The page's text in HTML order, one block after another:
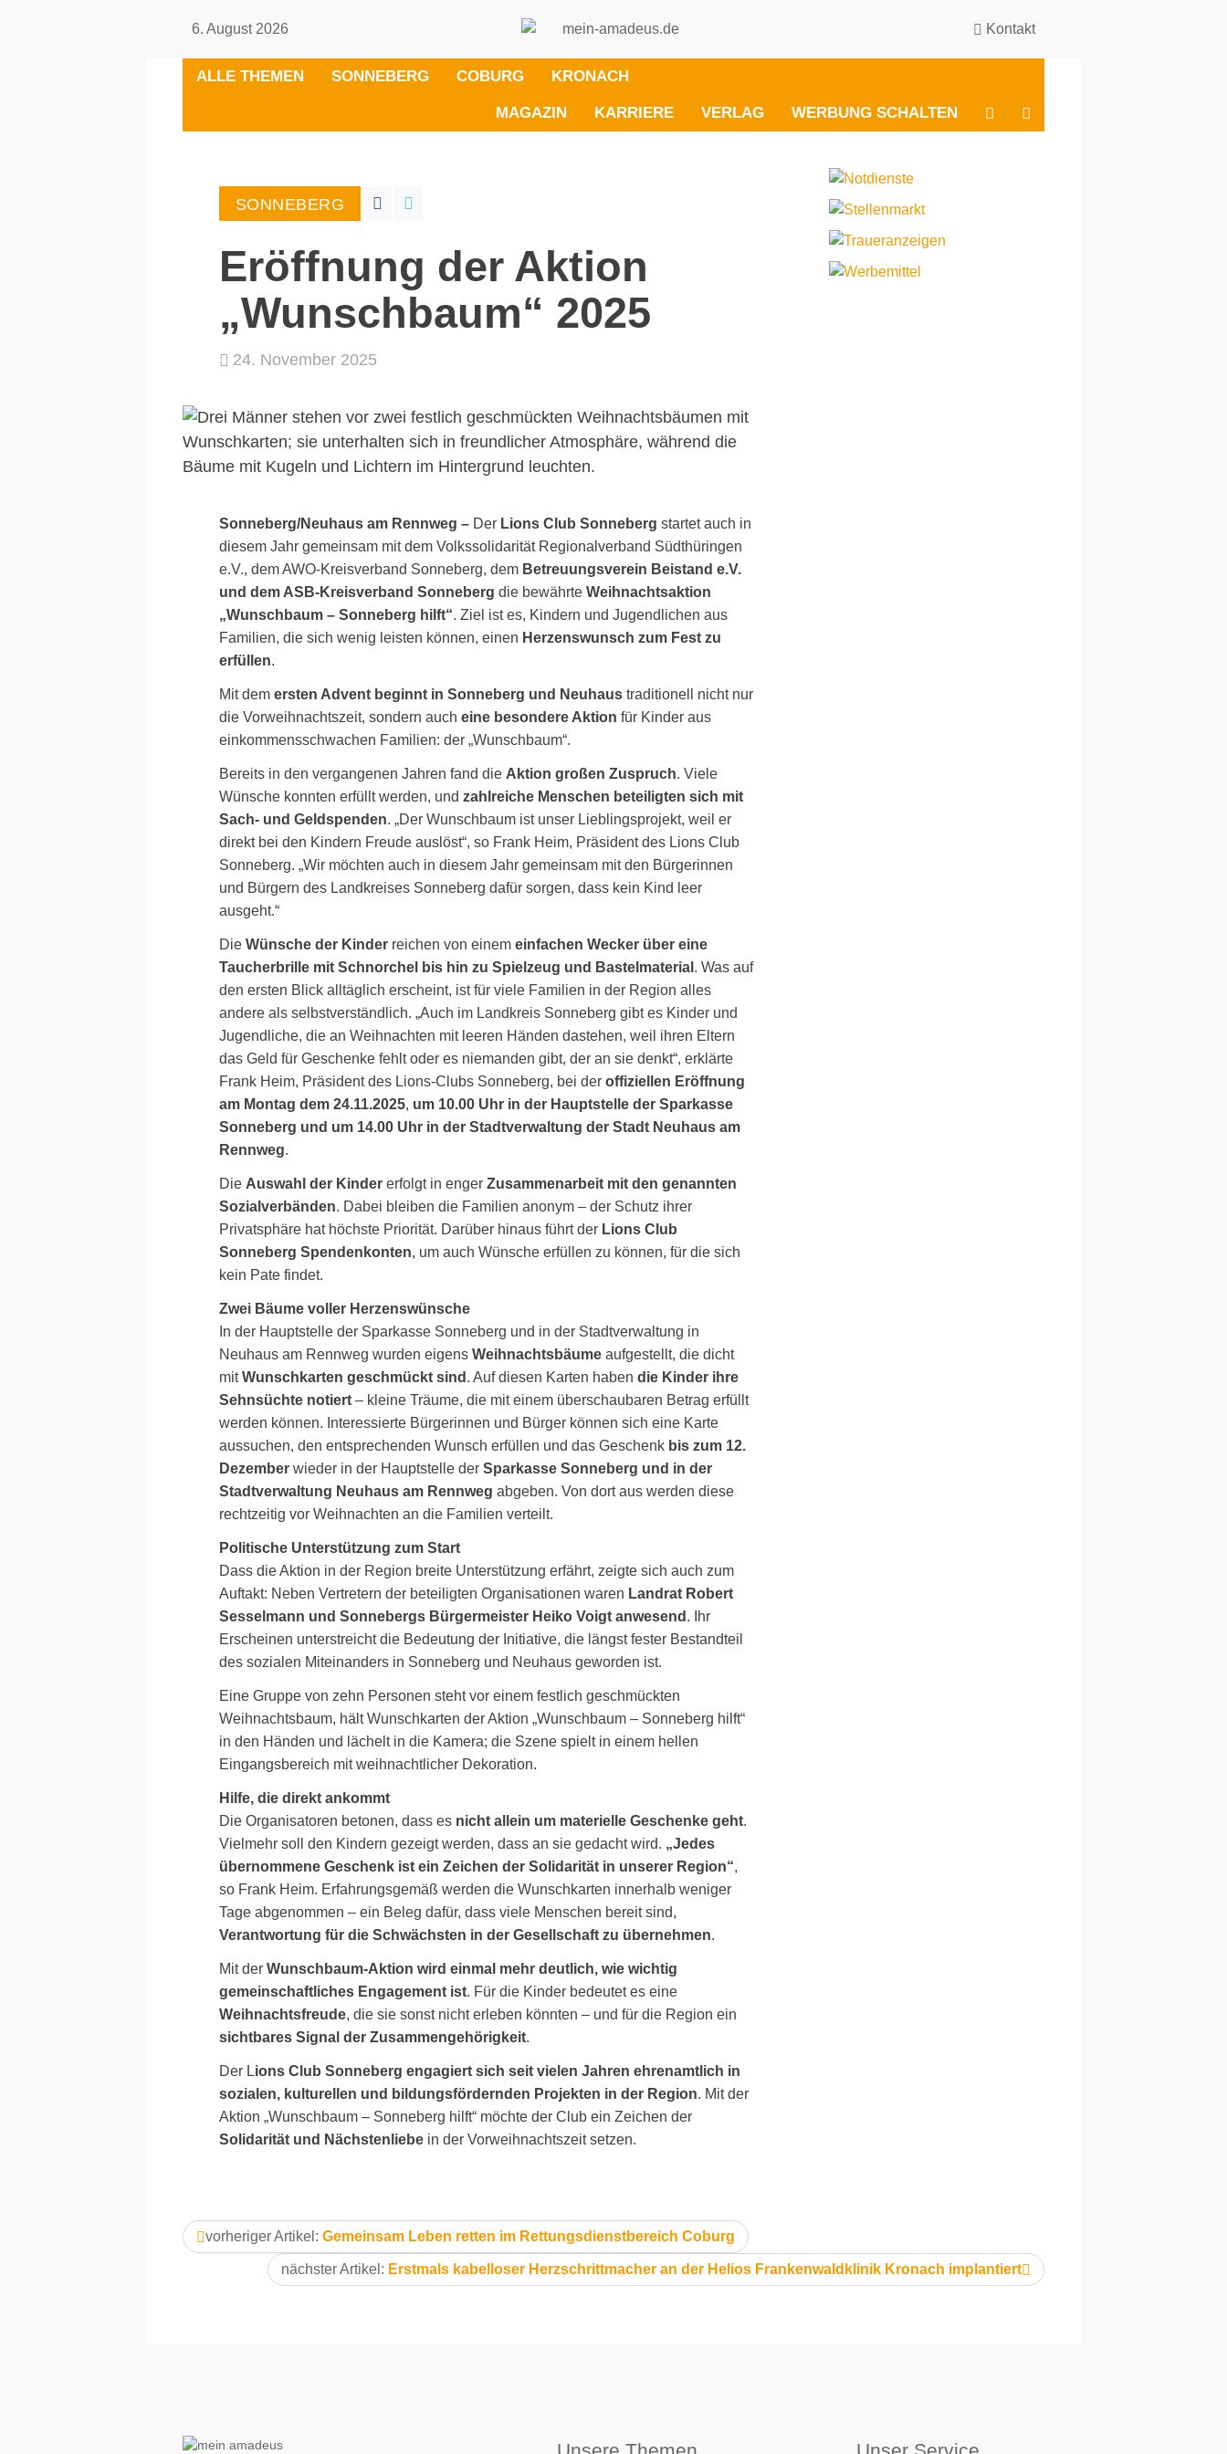
6. August 2026 Kontakt
ALLE THEMEN SONNEBERG COBURG KRONACH
MAGAZIN KARRIERE VERLAG WERBUNG SCHALTEN
BESUCHEN
SIE
SIE
SONNEBERG
Eröffnung der Aktion
„Wunschbaum“ 2025
24. November 2025
Sonneberg/Neuhaus am Rennweg – Der Lions Club Sonneberg startet auch in
diesem Jahr gemeinsam mit dem Volkssolidarität Regionalverband Südthüringen
e.V., dem AWO-Kreisverband Sonneberg, dem Betreuungsverein Beistand e.V.
und dem ASB-Kreisverband Sonneberg die bewährte Weihnachtsaktion
„Wunschbaum – Sonneberg hilft“. Ziel ist es, Kindern und Jugendlichen aus
Familien, die sich wenig leisten können, einen Herzenswunsch zum Fest zu
erfüllen.
Mit dem ersten Advent beginnt in Sonneberg und Neuhaus traditionell nicht nur
die Vorweihnachtszeit, sondern auch eine besondere Aktion für Kinder aus
einkommensschwachen Familien: der „Wunschbaum“.
Bereits in den vergangenen Jahren fand die Aktion großen Zuspruch. Viele
Wünsche konnten erfüllt werden, und zahlreiche Menschen beteiligten sich mit
Sach- und Geldspenden. „Der Wunschbaum ist unser Lieblingsprojekt, weil er
direkt bei den Kindern Freude auslöst“, so Frank Heim, Präsident des Lions Club
Sonneberg. „Wir möchten auch in diesem Jahr gemeinsam mit den Bürgerinnen
und Bürgern des Landkreises Sonneberg dafür sorgen, dass kein Kind leer
ausgeht.“
Die Wünsche der Kinder reichen von einem einfachen Wecker über eine
Taucherbrille mit Schnorchel bis hin zu Spielzeug und Bastelmaterial . Was auf
den ersten Blick alltäglich erscheint, ist für viele Familien in der Region alles
andere als selbstverständlich. „Auch im Landkreis Sonneberg gibt es Kinder und
Jugendliche, die an Weihnachten mit leeren Händen dastehen, weil ihren Eltern
das Geld für Geschenke fehlt oder es niemanden gibt, der an sie denkt“, erklärte
Frank Heim, Präsident des Lions-Clubs Sonneberg, bei der offiziellen Eröffnung
am Montag dem 24.11.2025, um 10.00 Uhr in der Hauptstelle der Sparkasse
Sonneberg und um 14.00 Uhr in der Stadtverwaltung der Stadt Neuhaus am
Rennweg.
Die Auswahl der Kinder erfolgt in enger Zusammenarbeit mit den genannten
Sozialverbänden. Dabei bleiben die Familien anonym – der Schutz ihrer
Privatsphäre hat höchste Priorität. Darüber hinaus führt der Lions Club
Sonneberg Spendenkonten, um auch Wünsche erfüllen zu können, für die sich
kein Pate findet.
Zwei Bäume voller Herzenswünsche
In der Hauptstelle der Sparkasse Sonneberg und in der Stadtverwaltung in
Neuhaus am Rennweg wurden eigens Weihnachtsbäume aufgestellt, die dicht
mitWunschkarten geschmückt sind . Auf diesen Karten haben die Kinder ihre
Sehnsüchte notiert – kleine Träume, die mit einem überschaubaren Betrag erfüllt
werden können. Interessierte Bürgerinnen und Bürger können sich eine Karte
aussuchen, den entsprechenden Wunsch erfüllen und das Geschenk bis zum 12.
Dezember wieder in der Hauptstelle der Sparkasse Sonneberg und in der
Stadtverwaltung Neuhaus am Rennweg abgeben. Von dort aus werden diese
rechtzeitig vor Weihnachten an die Familien verteilt.
Politische Unterstützung zum Start
Dass die Aktion in der Region breite Unterstützung erfährt, zeigte sich auch zum
Auftakt: Neben Vertretern der beteiligten Organisationen waren Landrat Robert
Sesselmann und Sonnebergs Bürgermeister Heiko Voigt anwesend . Ihr
Erscheinen unterstreicht die Bedeutung der Initiative, die längst fester Bestandteil
des sozialen Miteinanders in Sonneberg und Neuhaus geworden ist.
Eine Gruppe von zehn Personen steht vor einem festlich geschmückten
Weihnachtsbaum, hält Wunschkarten der Aktion „Wunschbaum – Sonneberg hilft“
in den Händen und lächelt in die Kamera; die Szene spielt in einem hellen
Eingangsbereich mit weihnachtlicher Dekoration.
Hilfe, die direkt ankommt
Die Organisatoren betonen, dass es nicht allein um materielle Geschenke geht.
Vielmehr soll den Kindern gezeigt werden, dass an sie gedacht wird. „Jedes
übernommene Geschenk ist ein Zeichen der Solidarität in unserer Region“,
so Frank Heim. Erfahrungsgemäß werden die Wunschkarten innerhalb weniger
Tage abgenommen – ein Beleg dafür, dass viele Menschen bereit sind,
Verantwortung für die Schwächsten in der Gesellschaft zu übernehmen.
Mit der Wunschbaum-Aktion wird einmal mehr deutlich, wie wichtig
gemeinschaftliches Engagement ist. Für die Kinder bedeutet es eine
Weihnachtsfreude, die sie sonst nicht erleben könnten – und für die Region ein
sichtbares Signal der Zusammengehörigkeit.
Der Lions Club Sonneberg engagiert sich seit vielen Jahren ehrenamtlich in
sozialen, kulturellen und bildungsfördernden Projekten in der Region. Mit der
Aktion „Wunschbaum – Sonneberg hilft“ möchte der Club ein Zeichen der
Solidarität und Nächstenliebe in der Vorweihnachtszeit setzen.
vorheriger Artikel: Gemeinsam Leben retten im Rettungsdienstbereich Coburg
nächster Artikel: Erstmals kabelloser Herzschrittmacher an der Helios Frankenwaldklinik Kronach implantiert